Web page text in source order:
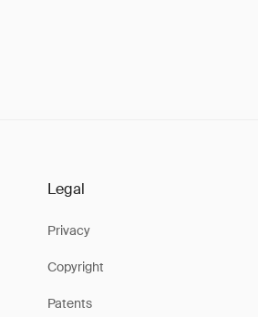
Legal
Privacy
Copyright
Patents